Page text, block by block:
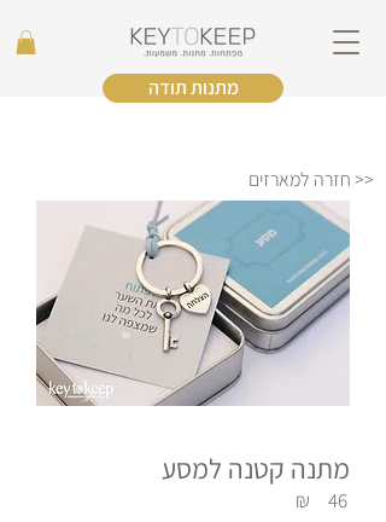
מתנות תודה
<< חזרה למארזים
מתנה קטנה למסע
46
₪